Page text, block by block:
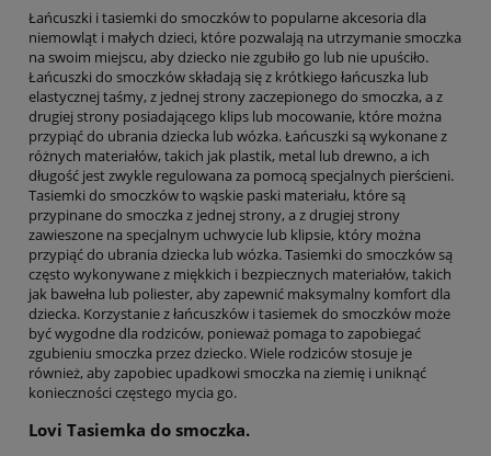
Łańcuszki i tasiemki do smoczków to popularne akcesoria dla
niemowląt i małych dzieci, które pozwalają na utrzymanie smoczka
na swoim miejscu, aby dziecko nie zgubiło go lub nie upuściło.
Łańcuszki do smoczków składają się z krótkiego łańcuszka lub
elastycznej taśmy, z jednej strony zaczepionego do smoczka, a z
drugiej strony posiadającego klips lub mocowanie, które można
przypiąć do ubrania dziecka lub wózka. Łańcuszki są wykonane z
różnych materiałów, takich jak plastik, metal lub drewno, a ich
długość jest zwykle regulowana za pomocą specjalnych pierścieni.
Tasiemki do smoczków to wąskie paski materiału, które są
przypinane do smoczka z jednej strony, a z drugiej strony
zawieszone na specjalnym uchwycie lub klipsie, który można
przypiąć do ubrania dziecka lub wózka. Tasiemki do smoczków są
często wykonywane z miękkich i bezpiecznych materiałów, takich
jak bawełna lub poliester, aby zapewnić maksymalny komfort dla
dziecka. Korzystanie z łańcuszków i tasiemek do smoczków może
być wygodne dla rodziców, ponieważ pomaga to zapobiegać
zgubieniu smoczka przez dziecko. Wiele rodziców stosuje je
również, aby zapobiec upadkowi smoczka na ziemię i uniknąć
konieczności częstego mycia go.
Lovi Tasiemka do smoczka.